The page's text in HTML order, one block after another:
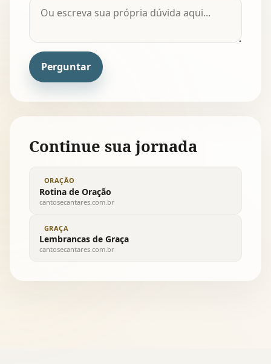
Perguntar
Continue sua jornada
ORAÇÃO
Rotina de Oração
cantosecantares.com.br
GRAÇA
Lembrancas de Graça
cantosecantares.com.br